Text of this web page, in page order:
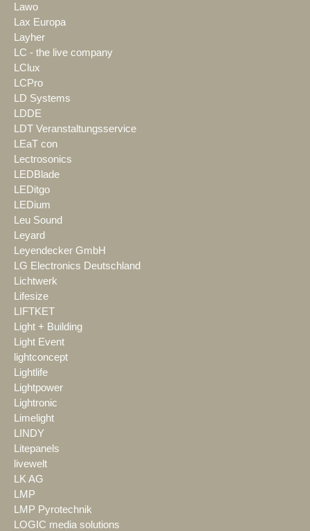
Lawo
Lax Europa
Layher
LC - the live company
LClux
LCPro
LD Systems
LDDE
LDT Veranstaltungsservice
LEaT con
Lectrosonics
LEDBlade
LEDitgo
LEDium
Leu Sound
Leyard
Leyendecker GmbH
LG Electronics Deutschland
Lichtwerk
Lifesize
LIFTKET
Light + Building
Light Event
lightconcept
Lightlife
Lightpower
Lightronic
Limelight
LINDY
Litepanels
livewelt
LK AG
LMP
LMP Pyrotechnik
LOGIC media solutions